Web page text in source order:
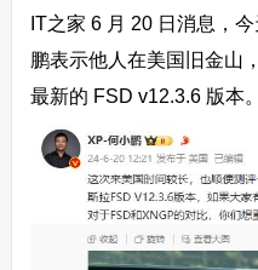
IT之家 6 月 20 日消息，
鹏表示他人在美国旧金山
最新的 FSD v12.3.6 版本。